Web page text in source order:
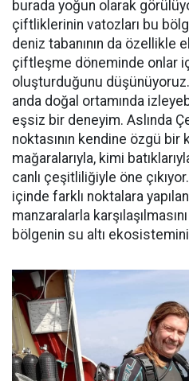
burada yoğun olarak
çiftliklerinin vatozları bu
deniz tabanının da özellikle
çiftleşme döneminde onlar
oluşturduğunu
anda doğal ortamında
eşsiz bir deneyim. Aslında
noktasının kendine özgü bir
mağaralarıyla, kimi
canlı çeşitliliğiyle öne
içinde farklı noktalara
manzaralarla
bölgenin su altı